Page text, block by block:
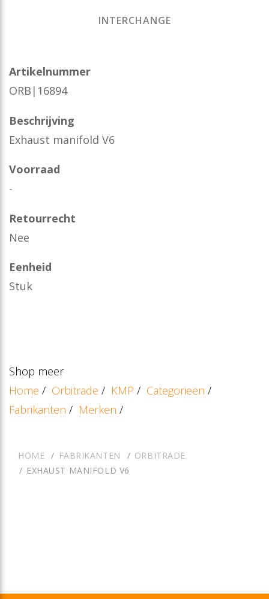
INTERCHANGE
Artikelnummer
ORB|16894
Beschrijving
Exhaust manifold V6
Voorraad
-
Retourrecht
Nee
Eenheid
Stuk
Shop meer
Home / Orbitrade / KMP / Categorieën /
Fabrikanten / Merken /
HOME FABRIKANTEN
ORBITRADE
EXHAUST MANIFOLD V6